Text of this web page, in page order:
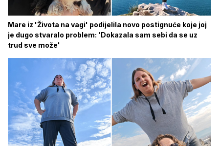
Mare iz 'Života na vagi' podijelila novo postignuće koje joj
je dugo stvaralo problem: 'Dokazala sam sebi da se uz
trud sve može'